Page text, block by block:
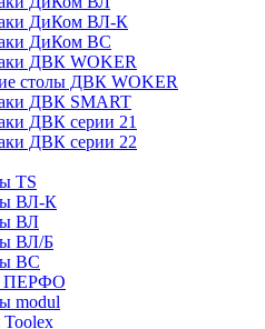
ДиКом ВЛ-К
ДиКом ВС
ДВК WOKER
столы ДВК WOKER
ДВК SMART
ДВК серии 21
ДВК серии 22
TS
ВЛ-К
ВЛ
ВЛ/Б
ВС
ПЕРФО
modul